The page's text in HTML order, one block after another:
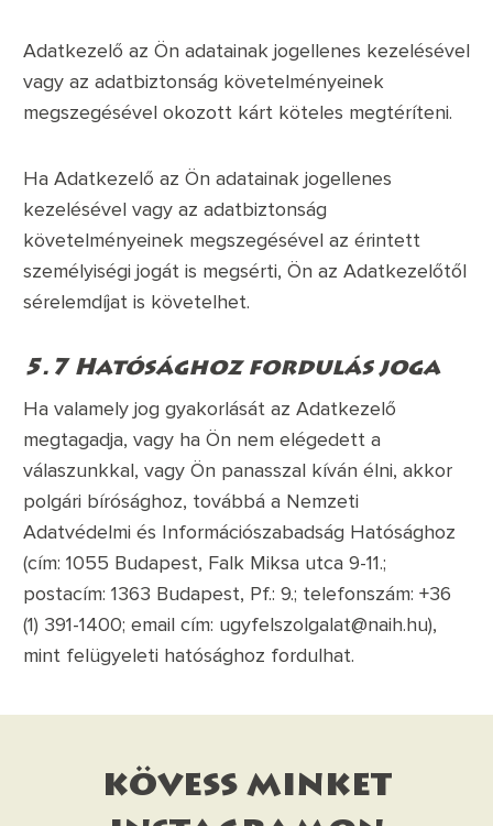
Adatkezelő az Ön adatainak jogellenes kezelésével
vagy az adatbiztonság követelményeinek
megszegésével okozott kárt köteles megtéríteni.
Ha Adatkezelő az Ön adatainak jogellenes
kezelésével vagy az adatbiztonság
követelményeinek megszegésével az érintett
személyiségi jogát is megsérti, Ön az Adatkezelőtől
sérelemdíjat is követelhet.
5.7 Hatósághoz fordulás joga
Ha valamely jog gyakorlását az Adatkezelő
megtagadja, vagy ha Ön nem elégedett a
válaszunkkal, vagy Ön panasszal kíván élni, akkor
polgári bírósághoz, továbbá a Nemzeti
Adatvédelmi és Információszabadság Hatósághoz
(cím: 1055 Budapest, Falk Miksa utca 9-11.;
postacím: 1363 Budapest, Pf.: 9.; telefonszám: +36
(1) 391-1400; email cím: ugyfelszolgalat@naih.hu),
mint felügyeleti hatósághoz fordulhat.
kövess minket